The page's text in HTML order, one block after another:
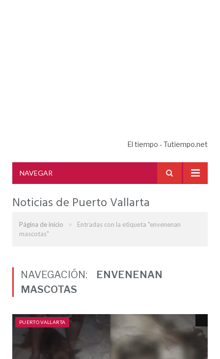
El tiempo - Tutiempo.net
NAVEGAR
Noticias de Puerto Vallarta
Página de inicio »
Entradas con la etiqueta "envenenan
mascotas"
NAVEGACIÓN:
ENVENENAN
MASCOTAS
PUERTO VALLARTA